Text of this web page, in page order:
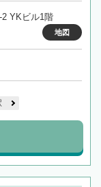
2 YKビル1階
地図